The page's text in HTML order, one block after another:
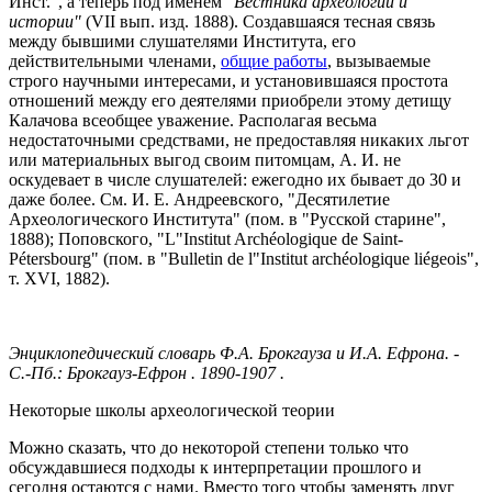
истории" (VII вып. изд. 1888). Создавшаяся тесная связь
между бывшими слушателями Института, его
действительными членами, общие работы, вызываемые
строго научными интересами, и установившаяся простота
отношений между его деятелями приобрели этому детищу
Калачова всеобщее уважение. Располагая весьма
недостаточными средствами, не предоставляя никаких льгот
или материальных выгод своим питомцам, А. И. не
оскудевает в числе слушателей: ежегодно их бывает до 30 и
даже более. См. И. Е. Андреевского, "Десятилетие
Археологического Института" (пом. в "Русской старине",
1888); Поповского, "L"Institut Archéologique de Saint-
Pétersbourg" (пом. в "Bulletin de l"Institut archéologique liégeois",
т. XVI, 1882).
Энциклопедический словарь Ф.А. Брокгауза и И.А. Ефрона. -
С.-Пб.: Брокгауз-Ефрон . 1890-1907 .
Некоторые школы археологической теории
Можно сказать, что до некоторой степени только что
обсуждавшиеся подходы к интерпретации прошлого и
сегодня остаются с нами. Вместо того чтобы заменять друг